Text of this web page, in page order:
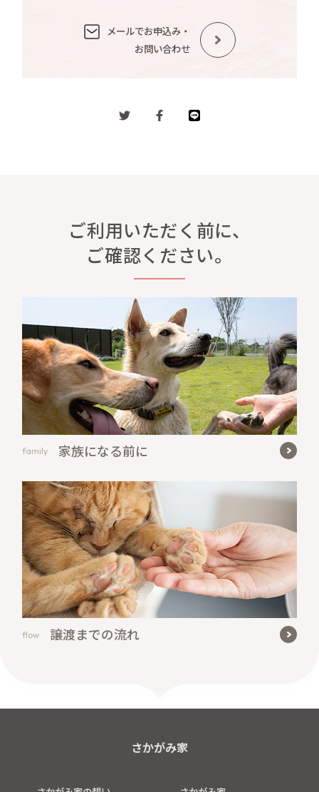
メールでお申込み・
お問い合わせ
ご利用いただく前に、
ご確認ください。
family 家族になる前に
flow 譲渡までの流れ
さかがみ家